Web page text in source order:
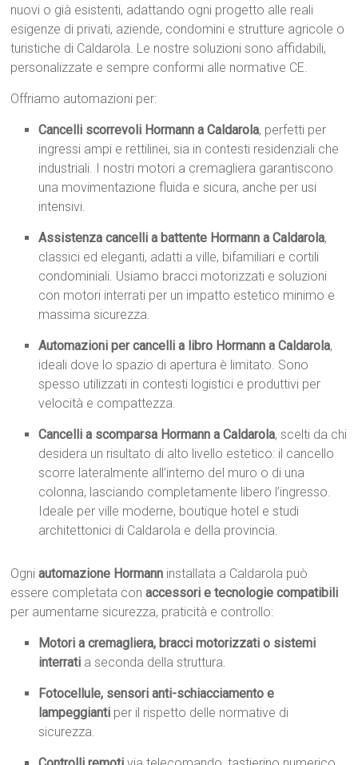
nuovi o già esistenti, adattando ogni progetto alle reali
esigenze di privati, aziende, condomini e strutture agricole o
turistiche di Caldarola. Le nostre soluzioni sono affidabili,
personalizzate e sempre conformi alle normative CE.
Offriamo automazioni per:
Cancelli scorrevoli Hormann a Caldarola, perfetti per
ingressi ampi e rettilinei, sia in contesti residenziali che
industriali. I nostri motori a cremagliera garantiscono
una movimentazione fluida e sicura, anche per usi
intensivi.
Assistenza cancelli a battente Hormann a Caldarola,
classici ed eleganti, adatti a ville, bifamiliari e cortili
condominiali. Usiamo bracci motorizzati e soluzioni
con motori interrati per un impatto estetico minimo e
massima sicurezza.
Automazioni per cancelli a libro Hormann a Caldarola,
ideali dove lo spazio di apertura è limitato. Sono
spesso utilizzati in contesti logistici e produttivi per
velocità e compattezza.
Cancelli a scomparsa Hormann a Caldarola, scelti da chi
desidera un risultato di alto livello estetico: il cancello
scorre lateralmente all’interno del muro o di una
colonna, lasciando completamente libero l’ingresso.
Ideale per ville moderne, boutique hotel e studi
architettonici di Caldarola e della provincia.
Ogniautomazione Hormann installata a Caldarola può
essere completata conaccessori e tecnologie compatibili
per aumentarne sicurezza, praticità e controllo:
Motori a cremagliera, bracci motorizzati o sistemi
interrati a seconda della struttura.
Fotocellule, sensori anti-schiacciamento e
lampeggianti per il rispetto delle normative di
sicurezza.